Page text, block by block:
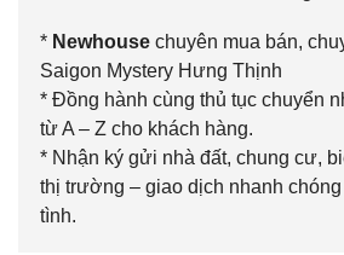
* Newhouse chuyên mua bán,
Saigon Mystery Hưng Thịnh
* Đồng hành cùng thủ tục chuyển
từ A – Z cho khách hàng.
* Nhận ký gửi nhà đất, chung cư,
thị trường – giao dịch nhanh
tình.